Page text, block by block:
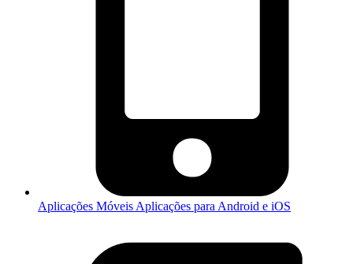
Aplicações Móveis Aplicações para Android e iOS